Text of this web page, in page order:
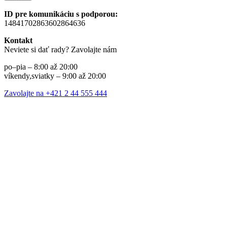
ID pre komunikáciu s podporou:
14841702863602864636
Kontakt
Neviete si dať rady? Zavolajte nám
po–pia – 8:00 až 20:00
víkendy,sviatky – 9:00 až 20:00
Zavolajte na +421 2 44 555 444